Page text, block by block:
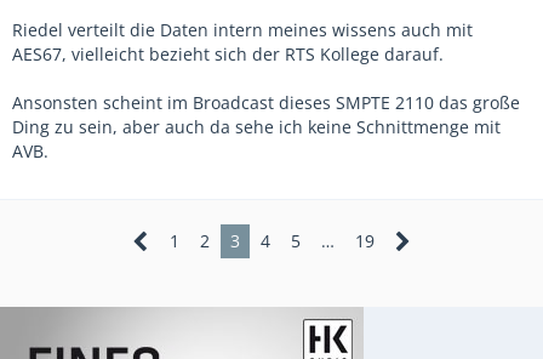
Riedel verteilt die Daten intern meines wissens auch mit
AES67, vielleicht bezieht sich der RTS Kollege darauf.
Ansonsten scheint im Broadcast dieses SMPTE 2110 das große
Ding zu sein, aber auch da sehe ich keine Schnittmenge mit
AVB.
1 2 3 4 5 … 19